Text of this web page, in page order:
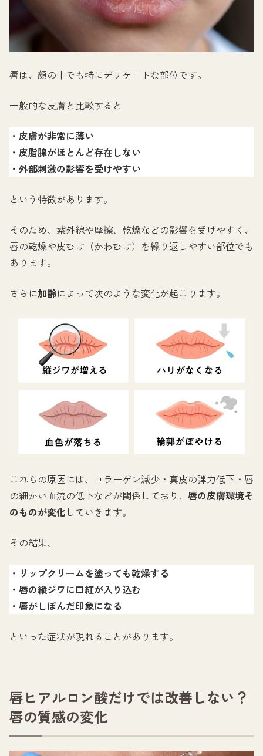
唇は、顔の中でも特にデリケートな部位です。
一般的な皮膚と比較すると
・皮膚が非常に薄い
・皮脂腺がほとんど存在しない
・外部刺激の影響を受けやすい
という特徴があります。
そのため、紫外線や摩擦、乾燥などの影響を受けやすく、
唇の乾燥や皮むけ（かわむけ）を繰り返しやすい部位でも
あります。
さらに加齢によって次のような変化が起こります。
これらの原因には、コラーゲン減少・真皮の弾力低下・唇
の細かい血流の低下などが関係しており、 唇の皮膚環境そ
のものが変化 していきます。
その結果、
・リップクリームを塗っても乾燥する
・唇の縦ジワに口紅が入り込む
・唇がしぼんだ印象になる
といった症状が現れることがあります。
唇ヒアルロン酸だけでは改善しない？
唇の質感の変化